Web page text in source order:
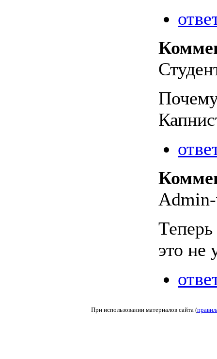
это не
При использовании материалов сайта (